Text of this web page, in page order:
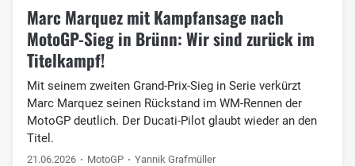
Marc Marquez mit Kampfansage nach
MotoGP-Sieg in Brünn: Wir sind zurück im
Titelkampf!
Mit seinem zweiten Grand-Prix-Sieg in Serie verkürzt
Marc Marquez seinen Rückstand im WM-Rennen der
MotoGP deutlich. Der Ducati-Pilot glaubt wieder an den
Titel.
21.06.2026 MotoGP Yannik Grafmüller